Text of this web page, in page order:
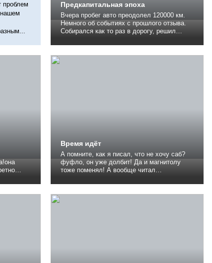
проблем
Предкапитальная эпоха
Вчера пробег авто преодолел 120000 км.
Немного об событиях с прошлого отзыва.
Собирался как то раз в дорогу, решил
достал щуп, а там уровень чуть ниже
минимального. Смотрел, где могла пойти
то
не
Время идёт
А помните, как я писал, что не хочу саб?
фуфло, он уже долбит! Да и магнитолу
тоже поменял! А вообще читал
стояли! Так вот, у меня машина не в гараже
хранится, а на улице, мелкие рыжики есть